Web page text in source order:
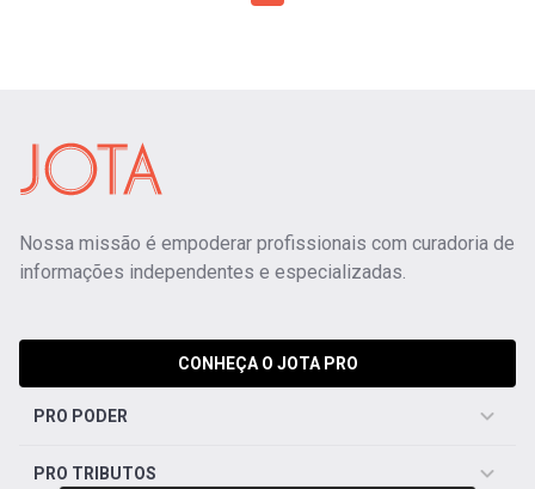
Nossa missão é empoderar profissionais com curadoria de
informações independentes e especializadas.
CONHEÇA O JOTA PRO
PRO PODER
PRO TRIBUTOS